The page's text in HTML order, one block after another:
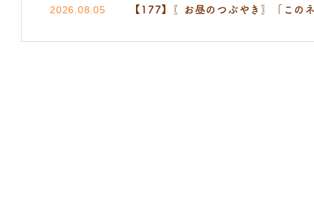
2026.08.05 【177】〖お昼のつぶやき〗「この